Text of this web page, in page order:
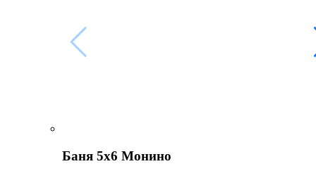
Баня 5х6 Монино